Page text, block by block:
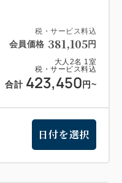
税・サービス料込
会員価格 381,105円
大人 2名 1 室
税・サービス料込
合計 423,450 円~
日付を選択